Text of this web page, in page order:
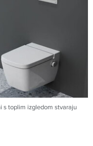
s toplim izgledom stvaraju